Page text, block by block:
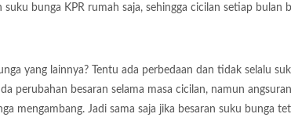
bunga KPR rumah saja, sehingga cicilan setiap bulan
yang lainnya? Tentu ada perbedaan dan tidak selalu
perubahan besaran selama masa cicilan, namun
mengambang. Jadi sama saja jika besaran suku bunga